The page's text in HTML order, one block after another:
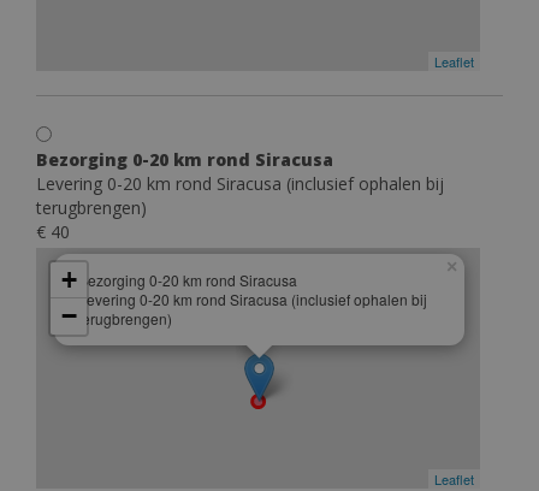
Leaflet
Bezorging 0-20 km rond Siracusa
Levering 0-20 km rond Siracusa (inclusief ophalen bij
terugbrengen)
€ 40
Bezorging 0-20 km rond Siracusa
Levering 0-20 km rond Siracusa (inclusief ophalen bij
terugbrengen)
×
+
−
Leaflet